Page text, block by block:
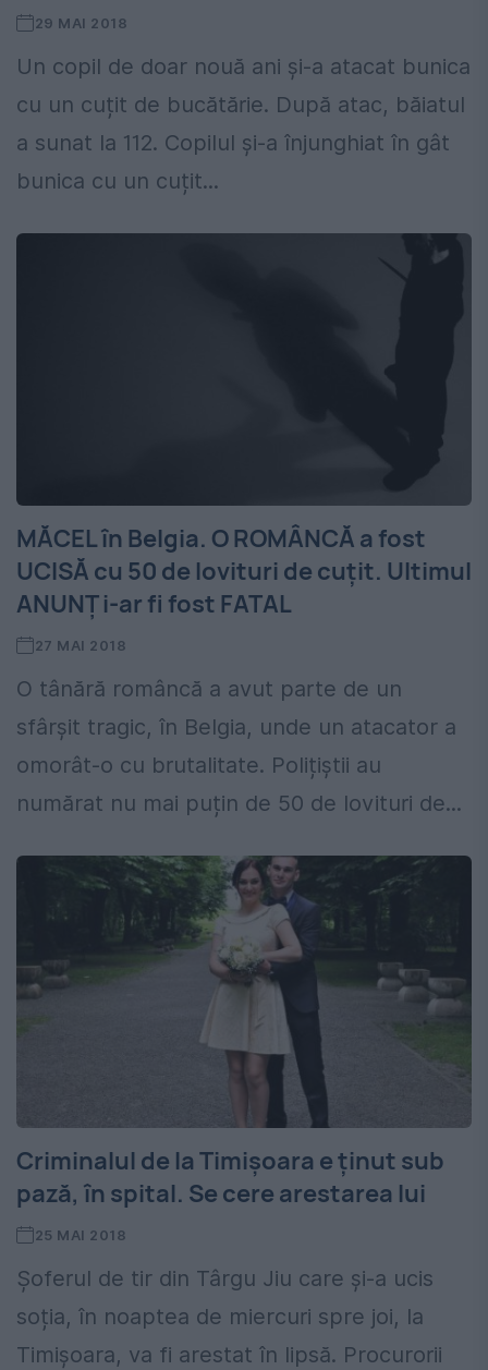
29 MAI 2018
Un copil de doar nouă ani și-a atacat bunica
cu un cuțit de bucătărie. După atac, băiatul
a sunat la 112. Copilul și-a înjunghiat în gât
bunica cu un cuțit...
MĂCEL în Belgia. O ROMÂNCĂ a fost
UCISĂ cu 50 de lovituri de cuțit. Ultimul
ANUNȚ i-ar fi fost FATAL
27 MAI 2018
O tânără româncă a avut parte de un
sfârșit tragic, în Belgia, unde un atacator a
omorât-o cu brutalitate. Polițiștii au
numărat nu mai puțin de 50 de lovituri de...
Criminalul de la Timișoara e ținut sub
pază, în spital. Se cere arestarea lui
25 MAI 2018
Șoferul de tir din Târgu Jiu care și-a ucis
soția, în noaptea de miercuri spre joi, la
Timișoara, va fi arestat în lipsă. Procurorii